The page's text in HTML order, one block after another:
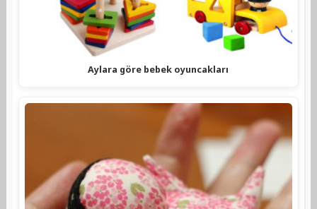
Aylara göre bebek oyuncakları